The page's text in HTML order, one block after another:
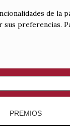
de la
preferencias.
PREMIOS